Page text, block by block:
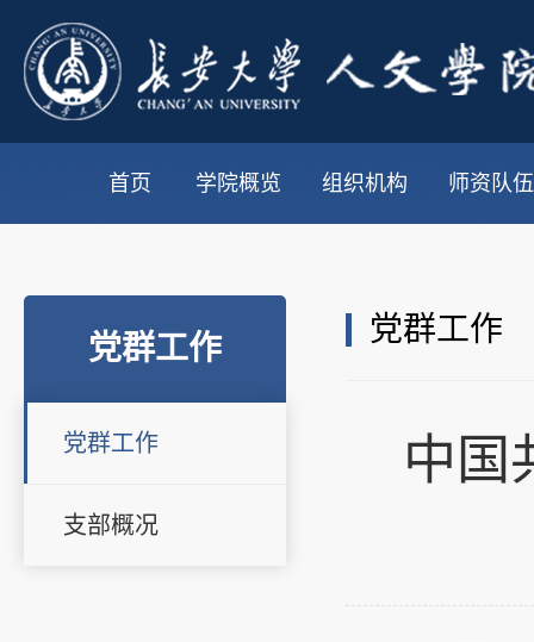
首页 学院概览 组织机构 师资队伍
党群工作
党群工作
支部概况
党群工作
中国